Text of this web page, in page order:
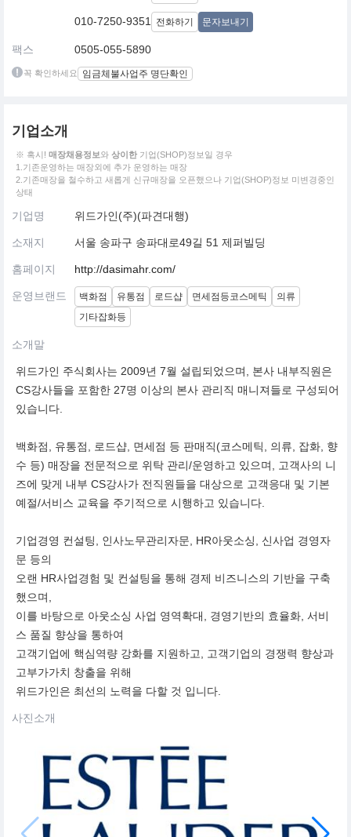
010-7250-9351 전화하기 문자보내기
팩스 0505-055-5890
꼭 확인하세요 임금체불사업주 명단확인
기업소개
※ 혹시! 매장채용정보와 상이한 기업(SHOP)정보일 경우
1.기존운영하는 매장외에 추가 운영하는 매장
2.기존매장을 철수하고 새롭게 신규매장을 오픈했으나 기업(SHOP)정보 미변경중인
상태
기업명 위드가인(주)(파견대행)
소재지 서울 송파구 송파대로49길 51 제퍼빌딩
홈페이지 http://dasimahr.com/
운영브랜드 백화점 유통점 로드샵 면세점등코스메틱
의류
기타잡화등
소개말
위드가인 주식회사는 2009년 7월 설립되었으며, 본사 내부직원은
CS강사들을 포함한 27명 이상의 본사 관리직 매니져들로 구성되어
있습니다.
백화점, 유통점, 로드샵, 면세점 등 판매직(코스메틱, 의류, 잡화, 향
수 등) 매장을 전문적으로 위탁 관리/운영하고 있으며, 고객사의 니
즈에 맞게 내부 CS강사가 전직원들을 대상으로 고객응대 및 기본
예절/서비스 교육을 주기적으로 시행하고 있습니다.
기업경영 컨설팅, 인사노무관리자문, HR아웃소싱, 신사업 경영자
문 등의
오랜 HR사업경험 및 컨설팅을 통해 경제 비즈니스의 기반을 구축
했으며,
이를 바탕으로 아웃소싱 사업 영역확대, 경영기반의 효율화, 서비
스 품질 향상을 통하여
고객기업에 핵심역량 강화를 지원하고, 고객기업의 경쟁력 향상과
고부가가치 창출을 위해
위드가인은 최선의 노력을 다할 것 입니다.
사진소개